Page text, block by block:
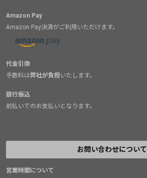
Amazon Pay
Amazon Pay決済がご利用いただけます。
代金引換
手数料は弊社が負担いたします。
銀行振込
前払いでのお支払いとなります。
お問い合わせについて
営業時間について